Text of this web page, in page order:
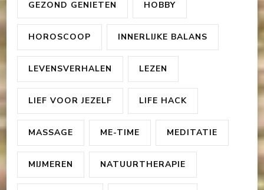
GEZOND GENIETEN HOBBY
HOROSCOOP INNERLIJKE BALANS
LEVENSVERHALEN LEZEN
LIEF VOOR JEZELF LIFE HACK
MASSAGE ME-TIME MEDITATIE
MIJMEREN NATUURTHERAPIE